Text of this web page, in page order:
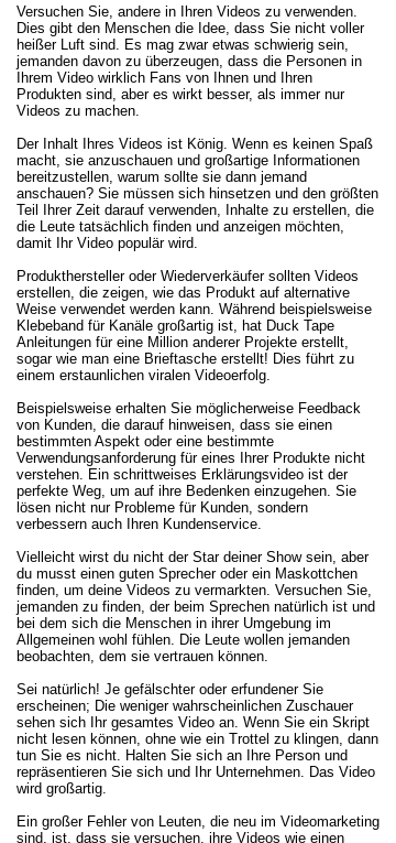
Versuchen Sie, andere in Ihren Videos zu verwenden.
Dies gibt den Menschen die Idee, dass Sie nicht voller
heißer Luft sind. Es mag zwar etwas schwierig sein,
jemanden davon zu überzeugen, dass die Personen in
Ihrem Video wirklich Fans von Ihnen und Ihren
Produkten sind, aber es wirkt besser, als immer nur
Videos zu machen.
Der Inhalt Ihres Videos ist König. Wenn es keinen Spaß
macht, sie anzuschauen und großartige Informationen
bereitzustellen, warum sollte sie dann jemand
anschauen? Sie müssen sich hinsetzen und den größten
Teil Ihrer Zeit darauf verwenden, Inhalte zu erstellen, die
die Leute tatsächlich finden und anzeigen möchten,
damit Ihr Video populär wird.
Produkthersteller oder Wiederverkäufer sollten Videos
erstellen, die zeigen, wie das Produkt auf alternative
Weise verwendet werden kann. Während beispielsweise
Klebeband für Kanäle großartig ist, hat Duck Tape
Anleitungen für eine Million anderer Projekte erstellt,
sogar wie man eine Brieftasche erstellt! Dies führt zu
einem erstaunlichen viralen Videoerfolg.
Beispielsweise erhalten Sie möglicherweise Feedback
von Kunden, die darauf hinweisen, dass sie einen
bestimmten Aspekt oder eine bestimmte
Verwendungsanforderung für eines Ihrer Produkte nicht
verstehen. Ein schrittweises Erklärungsvideo ist der
perfekte Weg, um auf ihre Bedenken einzugehen. Sie
lösen nicht nur Probleme für Kunden, sondern
verbessern auch Ihren Kundenservice.
Vielleicht wirst du nicht der Star deiner Show sein, aber
du musst einen guten Sprecher oder ein Maskottchen
finden, um deine Videos zu vermarkten. Versuchen Sie,
jemanden zu finden, der beim Sprechen natürlich ist und
bei dem sich die Menschen in ihrer Umgebung im
Allgemeinen wohl fühlen. Die Leute wollen jemanden
beobachten, dem sie vertrauen können.
Sei natürlich! Je gefälschter oder erfundener Sie
erscheinen; Die weniger wahrscheinlichen Zuschauer
sehen sich Ihr gesamtes Video an. Wenn Sie ein Skript
nicht lesen können, ohne wie ein Trottel zu klingen, dann
tun Sie es nicht. Halten Sie sich an Ihre Person und
repräsentieren Sie sich und Ihr Unternehmen. Das Video
wird großartig.
Ein großer Fehler von Leuten, die neu im Videomarketing
sind, ist, dass sie versuchen, ihre Videos wie einen